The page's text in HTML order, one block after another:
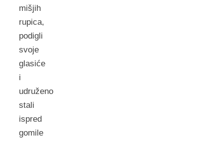
mišjih
rupica,
podigli
svoje
glasiće
i
udruženo
stali
ispred
gomile